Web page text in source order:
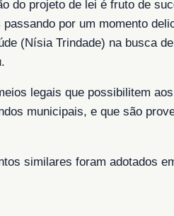
do projeto de lei é fruto de
por um momento
(Nísia Trindade) na busca
legais que possibilitem
municipais, e que são
similares foram adotados